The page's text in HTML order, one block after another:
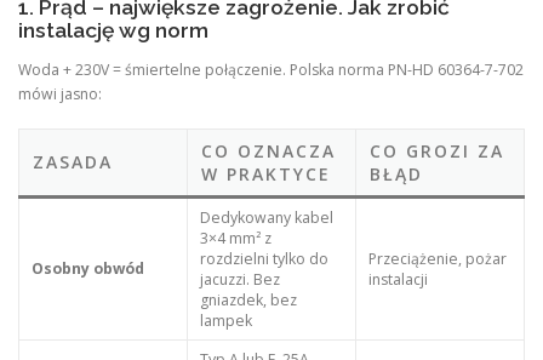
1. Prąd – największe zagrożenie. Jak zrobić
instalację wg norm
Woda + 230V = śmiertelne połączenie. Polska norma PN-HD 60364-7-702
mówi jasno:
ZASADA
CO OZNACZA
W PRAKTYCE
CO GROZI ZA
BŁĄD
Osobny obwód
Dedykowany kabel
3×4 mm² z
rozdzielni tylko do
jacuzzi. Bez
gniazdek, bez
lampek
Przeciążenie, pożar
instalacji